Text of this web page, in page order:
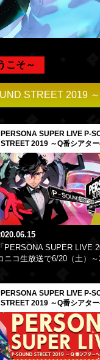
こそ～
STREET 2019
PERSONA SUPER LIVE P-
STREET 2019 ～Q番シアタ
「PERSONA SUPER LIVE
ニコ生放送で6/20（土）
PERSONA SUPER LIVE P-
STREET 2019 ～Q番シアタ